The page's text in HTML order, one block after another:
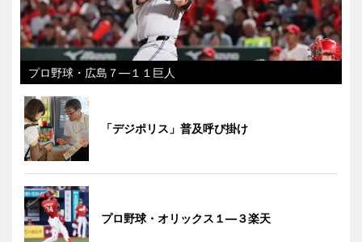
プロ野球・広島７―１１巨人
「デジポリス」普及呼び掛け
プロ野球・オリックス１―３楽天